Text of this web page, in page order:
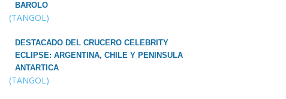
BAROLO
(TANGOL)
DESTACADO DEL CRUCERO CELEBRITY
ECLIPSE: ARGENTINA, CHILE Y PENINSULA
ANTARTICA
(TANGOL)